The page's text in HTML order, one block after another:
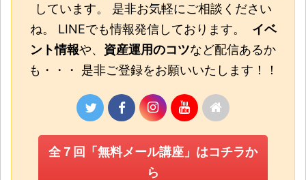
しています。 是非お気軽にご相談ください
ね。 LINEでも情報発信しております。 イベ
ント情報や、 資産運用のコツなど配信あるか
も・・・ 是非ご登録をお願いいたします！！
全７回「無料メール講座」はコチラか
ら